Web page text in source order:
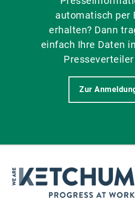
automatisch per
erhalten? Dann
einfach Ihre Daten
Zur